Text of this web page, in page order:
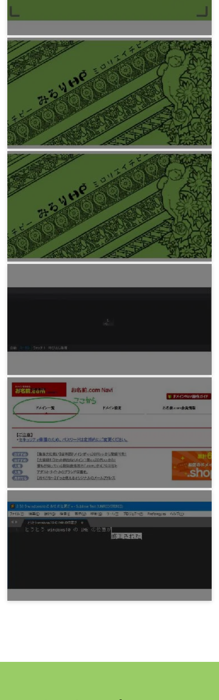
Markdown のテスト
7年前
みろりHP v3.0
7年前
プログラミング
VSのデバッグで特定ファイルのみ変数がウォッ
お名前でとったドメインの「IPアドレスが見つ
ようやく修正